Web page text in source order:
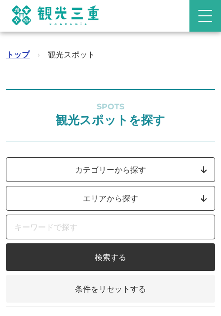
トップ › 観光スポット
SPOTS
観光スポットを探す
カテゴリーから探す
エリアから探す
検索する
条件をリセットする